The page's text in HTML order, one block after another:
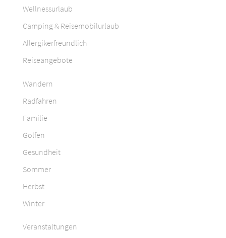
Wellnessurlaub
Camping & Reisemobilurlaub
Allergikerfreundlich
Reiseangebote
Wandern
Radfahren
Familie
Golfen
Gesundheit
Sommer
Herbst
Winter
Veranstaltungen